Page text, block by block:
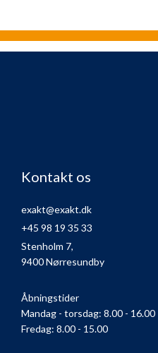
Kontakt os
exakt@exakt.dk
+45 98 19 35 33
Stenholm 7,
9400 Nørresundby
Åbningstider
Mandag - torsdag: 8.00 - 16.00
Fredag: 8.00 - 15.00